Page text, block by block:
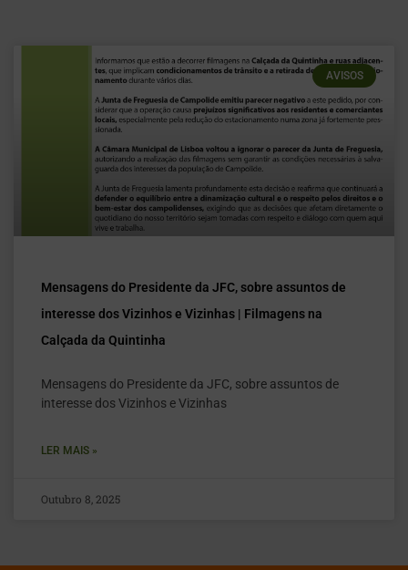
AVISOS
Mensagens do Presidente da JFC, sobre assuntos de
interesse dos Vizinhos e Vizinhas | Filmagens na
Calçada da Quintinha
Mensagens do Presidente da JFC, sobre assuntos de
interesse dos Vizinhos e Vizinhas
LER MAIS »
Outubro 8, 2025